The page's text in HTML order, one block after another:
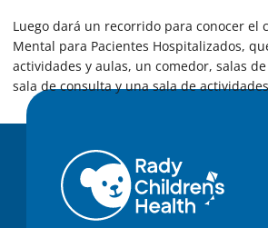
Luego dará un recorrido para conocer el
Mental para Pacientes Hospitalizados,
actividades y aulas, un comedor, salas
sala de consulta y una sala de